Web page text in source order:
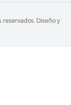
reservados. Diseño y